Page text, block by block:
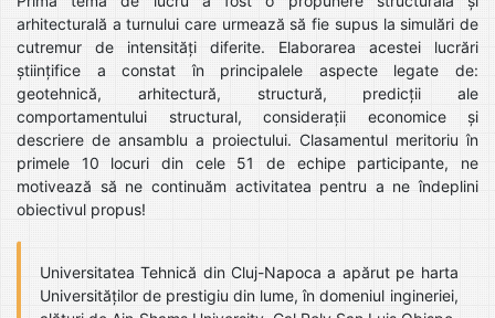
arhitecturală a turnului care urmează să fie supus la simulări de
cutremur de intensități diferite. Elaborarea acestei lucrări
științifice a constat în principalele aspecte legate de:
geotehnică, arhitectură, structură, predicții ale
comportamentului structural, considerații economice și
descriere de ansamblu a proiectului. Clasamentul meritoriu în
primele 10 locuri din cele 51 de echipe participante, ne
motivează să ne continuăm activitatea pentru a ne îndeplini
obiectivul propus!
Universitatea Tehnică din Cluj-Napoca a apărut pe harta
Universităților de prestigiu din lume, în domeniul ingineriei,